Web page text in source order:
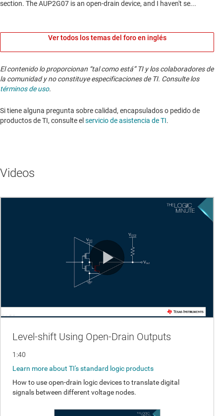
Ver todos los temas del foro en inglés
El contenido lo proporcionan “tal como está” TI y los colaboradores de
la comunidad y no constituye especificaciones de TI. Consulte los
términos de uso.
Si tiene alguna pregunta sobre calidad, encapsulados o pedido de
productos de TI, consulte el servicio de asistencia de TI. ​​​​​​​​​​​​​​
Videos